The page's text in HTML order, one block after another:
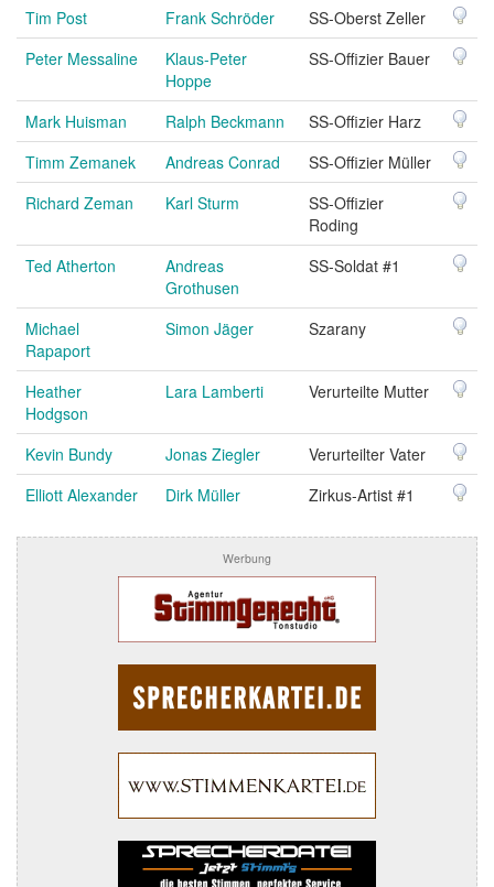
Tim Post
Frank Schröder
SS-Oberst Zeller
Peter Messaline
Klaus-Peter
Hoppe
SS-Offizier Bauer
Mark Huisman Ralph Beckmann
SS-Offizier Harz
Timm Zemanek
Andreas Conrad
SS-Offizier Müller
Richard Zeman
Karl Sturm
SS-Offizier
Roding
Ted Atherton
Andreas
Grothusen
SS-Soldat #1
Michael
Rapaport
Simon Jäger Szarany
Heather
Hodgson
Lara Lamberti Verurteilte Mutter
Kevin Bundy Jonas Ziegler
Verurteilter Vater
Elliott Alexander
Dirk Müller Zirkus-Artist #1
Werbung